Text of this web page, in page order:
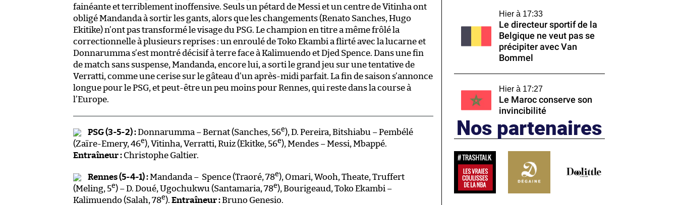
fainéante et terriblement inoffensive. Seuls un pétard de Messi et un centre de Vitinha ont
obligé Mandanda à sortir les gants, alors que les changements (Renato Sanches, Hugo
Ekitike) n’ont pas transformé le visage du PSG. Le champion en titre a même frôlé la
correctionnelle à plusieurs reprises : un enroulé de Toko Ekambi a flirté avec la lucarne et
Donnarumma s’est montré décisif à terre face à Kalimuendo et Djed Spence. Dans une fin
de match sans suspense, Mandanda, encore lui, a sorti le grand jeu sur une tentative de
Verratti, comme une cerise sur le gâteau d’un après-midi parfait. La fin de saison s’annonce
longue pour le PSG, et peut-être un peu moins pour Rennes, qui reste dans la course à
l’Europe.
PSG (3-5-2) :Donnarumma – Bernat (Sanches, 56e), D. Pereira, Bitshiabu – Pembélé
(Zaïre-Emery, 46e), Vitinha, Verratti, Ruiz (Ekitke, 56e), Mendes – Messi, Mbappé.
Entraîneur : Christophe Galtier.
Rennes (5-4-1) :Mandanda – Spence (Traoré, 78e), Omari, Wooh, Theate, Truffert
(Meling, 5e) – D. Doué, Ugochukwu (Santamaria, 78e), Bourigeaud, Toko Ekambi –
Kalimuendo (Salah, 78e). Entraîneur :Bruno Genesio.
Hier à 17:33
Le directeur sportif de la
Belgique ne veut pas se
précipiter avec Van
Bommel
Hier à 17:27
Le Maroc conserve son
invincibilité
Nos partenaires